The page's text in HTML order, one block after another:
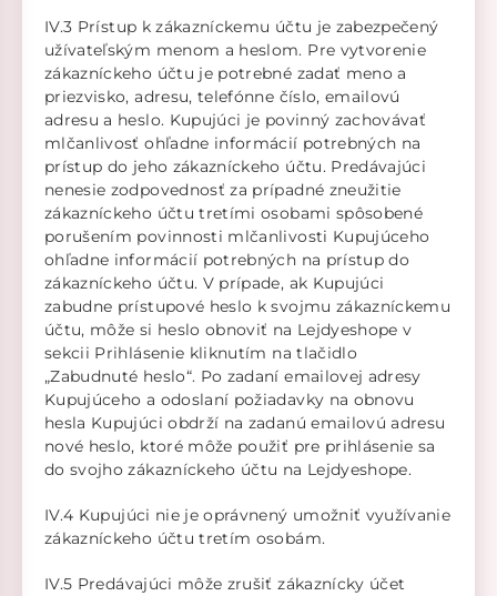
IV.3 Prístup k zákazníckemu účtu je zabezpečený
užívateľským menom a heslom. Pre vytvorenie
zákazníckeho účtu je potrebné zadať meno a
priezvisko, adresu, telefónne číslo, emailovú
adresu a heslo. Kupujúci je povinný zachovávať
mlčanlivosť ohľadne informácií potrebných na
prístup do jeho zákazníckeho účtu. Predávajúci
nenesie zodpovednosť za prípadné zneužitie
zákazníckeho účtu tretími osobami spôsobené
porušením povinnosti mlčanlivosti Kupujúceho
ohľadne informácií potrebných na prístup do
zákazníckeho účtu. V prípade, ak Kupujúci
zabudne prístupové heslo k svojmu zákazníckemu
účtu, môže si heslo obnoviť na Lejdyeshope v
sekcii Prihlásenie kliknutím na tlačidlo
„Zabudnuté heslo“. Po zadaní emailovej adresy
Kupujúceho a odoslaní požiadavky na obnovu
hesla Kupujúci obdrží na zadanú emailovú adresu
nové heslo, ktoré môže použiť pre prihlásenie sa
do svojho zákazníckeho účtu na Lejdyeshope.
IV.4 Kupujúci nie je oprávnený umožniť využívanie
zákazníckeho účtu tretím osobám.
IV.5 Predávajúci môže zrušiť zákaznícky účet